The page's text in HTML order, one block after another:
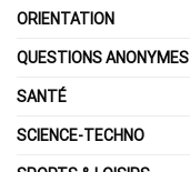
ORIENTATION
QUESTIONS ANONYMES
SANTÉ
SCIENCE-TECHNO